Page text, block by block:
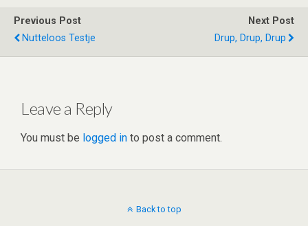
er dI
n
t
p
o
Previous Post
Nutteloos Testje
Next Post
Drup, Drup, Drup
Leave a Reply
You must be logged in to post a comment.
Back to top